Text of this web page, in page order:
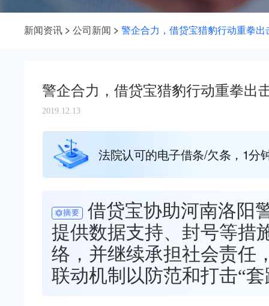
新闻资讯 公司新闻 警企合力，借贷宝猎豹行动重拳出
警企合力，借贷宝猎豹行动重拳出
2019.12.13
法院认可的电子借条/欠条，1分
摘要
借贷宝协助河南洛阳
提供数据支持、封号等措
络，并继续承担社会责任
联动机制以防范和打击“套